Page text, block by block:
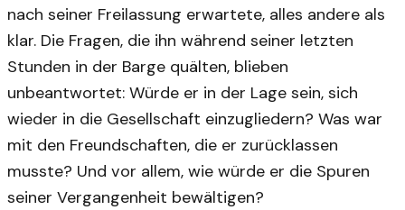
nach seiner Freilassung erwartete, alles andere als
klar. Die Fragen, die ihn während seiner letzten
Stunden in der Barge quälten, blieben
unbeantwortet: Würde er in der Lage sein, sich
wieder in die Gesellschaft einzugliedern? Was war
mit den Freundschaften, die er zurücklassen
musste? Und vor allem, wie würde er die Spuren
seiner Vergangenheit bewältigen?